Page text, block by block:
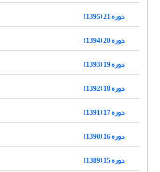
دوره 21 (1395)
دوره 20 (1394)
دوره 19 (1393)
دوره 18 (1392)
دوره 17 (1391)
دوره 16 (1390)
دوره 15 (1389)